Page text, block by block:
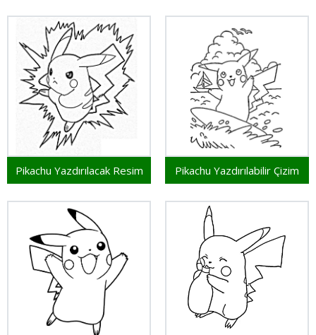
Pikachu Yazdırılacak Resim Pikachu Yazdırılabilir Çizim